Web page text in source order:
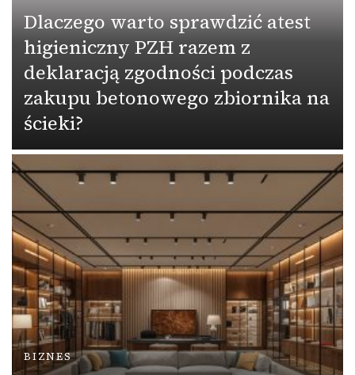
Dlaczego warto sprawdzić atest
higieniczny PZH razem z
deklaracją zgodności podczas
zakupu betonowego zbiornika na
ścieki?
BIZNES